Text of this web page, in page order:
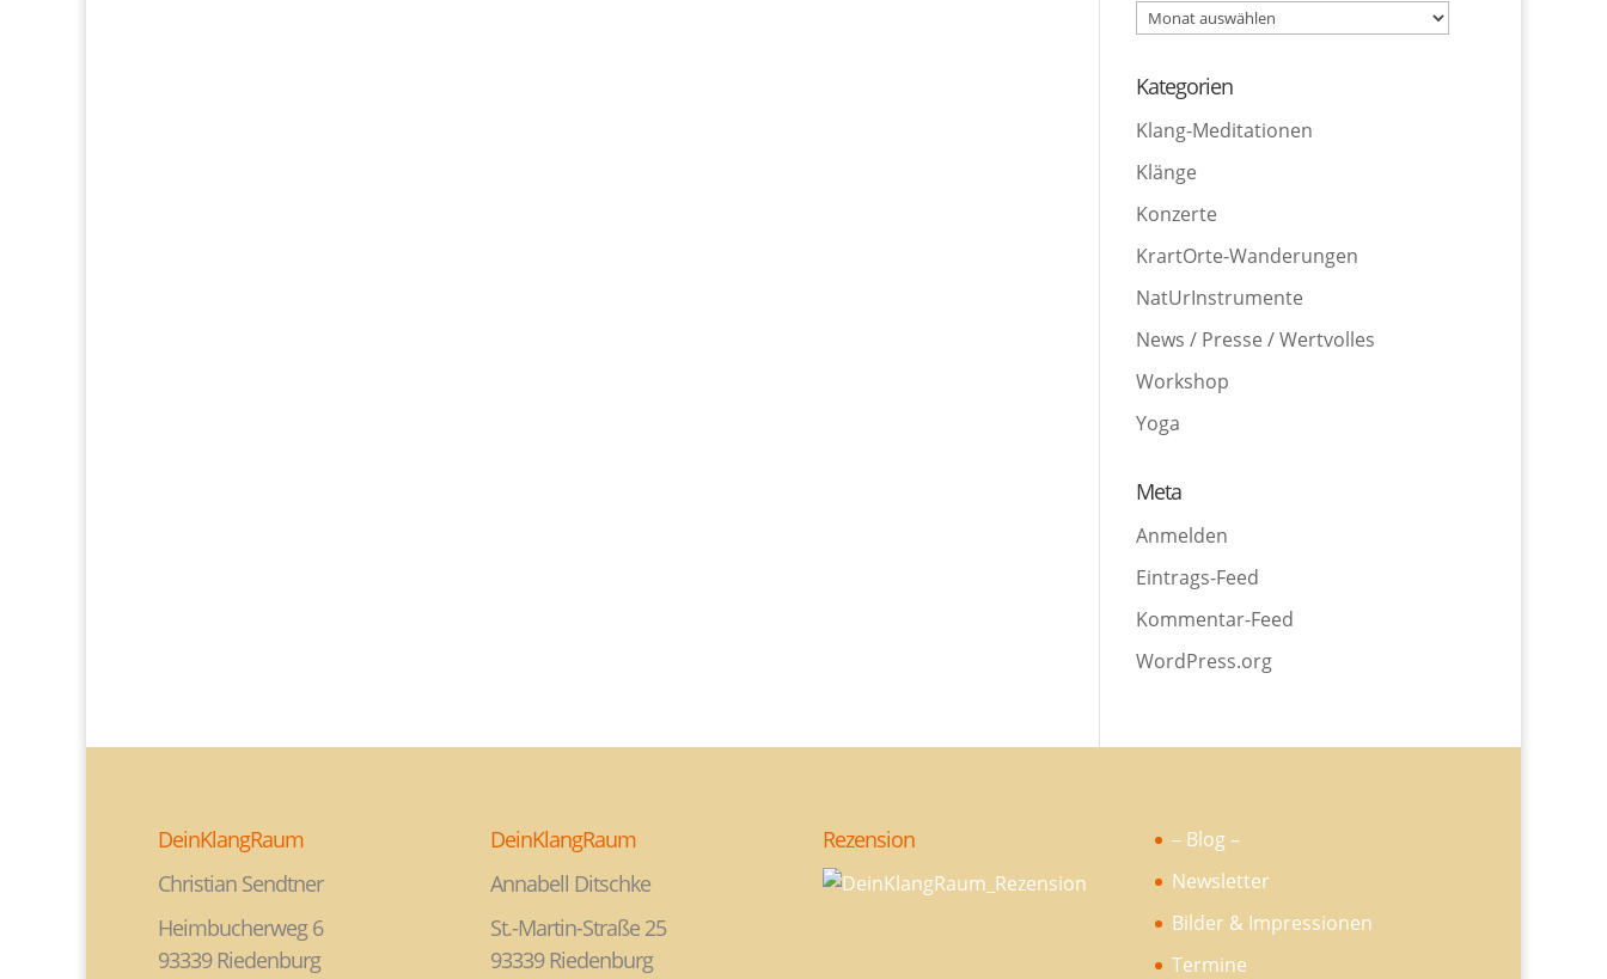
Archiv
Kategorien
Klang-Meditationen
Klänge
Konzerte
KrartOrte-Wanderungen
NatUrInstrumente
News / Presse / Wertvolles
Workshop
Yoga
Meta
Anmelden
Eintrags-Feed
Kommentar-Feed
WordPress.org
DeinKlangRaum
Christian Sendtner
Heimbucherweg 6
93339 Riedenburg
DeinKlangRaum
Annabell Ditschke
St.-Martin-Straße 25
93339 Riedenburg
Rezension
– Blog –
Newsletter
Bilder & Impressionen
Termine